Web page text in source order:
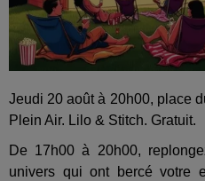
Jeudi 20 août à 20h00, place
Plein Air. Lilo & Stitch. Gratuit.
De 17h00 à 20h00,
univers qui ont bercé votre